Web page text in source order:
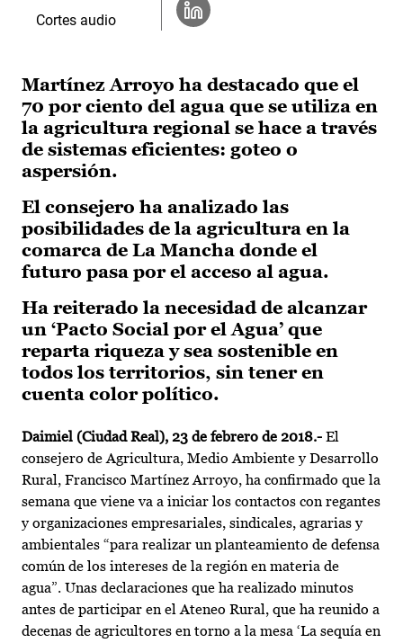
Martínez Arroyo ha destacado que el
70 por ciento del agua que se utiliza en
la agricultura regional se hace a través
de sistemas eficientes: goteo o
aspersión.
El consejero ha analizado las
posibilidades de la agricultura en la
comarca de La Mancha donde el
futuro pasa por el acceso al agua.
Ha reiterado la necesidad de alcanzar
un ‘Pacto Social por el Agua’ que
reparta riqueza y sea sostenible en
todos los territorios, sin tener en
cuenta color político.
Daimiel (Ciudad Real), 23 de febrero de 2018.- El
consejero de Agricultura, Medio Ambiente y Desarrollo
Rural, Francisco Martínez Arroyo, ha confirmado que la
semana que viene va a iniciar los contactos con regantes
y organizaciones empresariales, sindicales, agrarias y
ambientales “para realizar un planteamiento de defensa
común de los intereses de la región en materia de
agua”. Unas declaraciones que ha realizado minutos
antes de participar en el Ateneo Rural, que ha reunido a
decenas de agricultores en torno a la mesa ‘La sequía en
Cortes audio